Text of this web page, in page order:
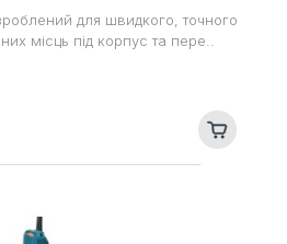
для швидкого, точного
місць під корпус та пере..